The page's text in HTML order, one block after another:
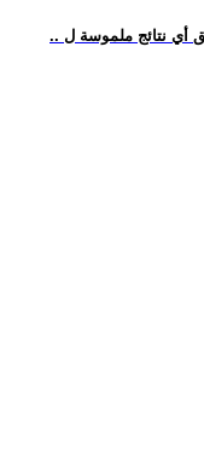
أي نتائج ملموسة ل